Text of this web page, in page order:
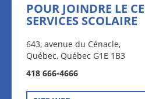
POUR JOINDRE LE
SERVICES SCOLAIRE
643, avenue du Cénacle,
Québec, Québec G1E 1B3
418 666-4666